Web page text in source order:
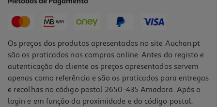
Os preços dos produtos apresentados no site Auchan.pt
são os praticados nas compras online. Antes do registo e
autenticação do cliente os preços apresentados servem
apenas como referência e são os praticados para entregas
e recolhas no código postal 2650-435 Amadora. Após o
login e em função da proximidade e do código postal,